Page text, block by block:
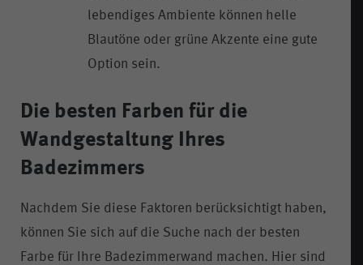
lebendiges Ambiente können helle
Blautöne oder grüne Akzente eine gute
Option sein.
Die besten Farben für die
Wandgestaltung Ihres
Badezimmers
Nachdem Sie diese Faktoren berücksichtigt haben,
können Sie sich auf die Suche nach der besten
Farbe für Ihre Badezimmerwand machen. Hier sind